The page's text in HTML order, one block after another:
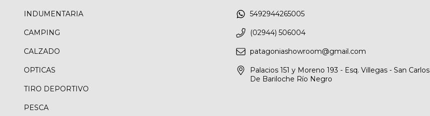
INDUMENTARIA
CAMPING
CALZADO
OPTICAS
TIRO DEPORTIVO
PESCA
5492944265005
(02944) 506004
patagoniashowroom@gmail.com
Palacios 151 y Moreno 193 - Esq. Villegas - San Carlos
De Bariloche Río Negro